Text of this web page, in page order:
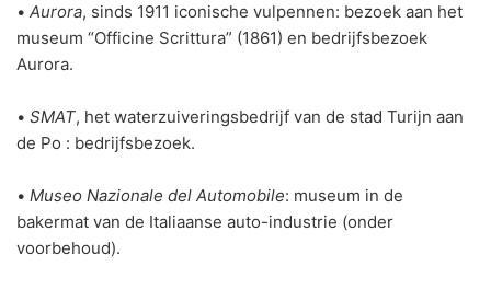
• Aurora, sinds 1911 iconische vulpennen: bezoek aan het
museum “Officine Scrittura” (1861) en bedrijfsbezoek
Aurora.
• SMAT, het waterzuiveringsbedrijf van de stad Turijn aan
de Po : bedrijfsbezoek.
• Museo Nazionale del Automobile: museum in de
bakermat van de Italiaanse auto-industrie (onder
voorbehoud).